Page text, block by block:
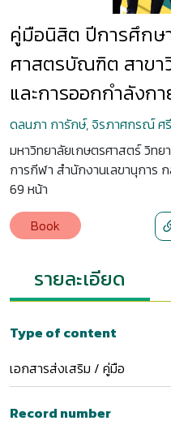
คู่มือนิสิต ปีการศึกษ
ศาสตรบัณฑิต สาขา
และการออกกำลังกา
ดลนภา การักษ์, จิรภาศกรณ์ ศรี
มหาวิทยาลัยเกษตรศาสตร์ วิท
การกีฬา สำนักงานเลขานุการ
69 หน้า
Book
รายละเอียด
Type of content
เอกสารส่งเสริม / คู่มือ
Record number